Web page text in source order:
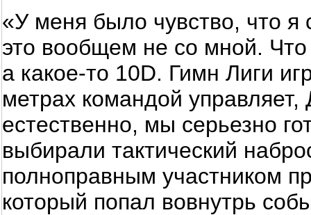
«У меня было чувство, что я
это вообщем не со мной.
a какое-то 10D. Гимн Лиги
метрах командой
естественно, мы серьезно
выбирали тактический
полноправным участником
который попал вовнутрь